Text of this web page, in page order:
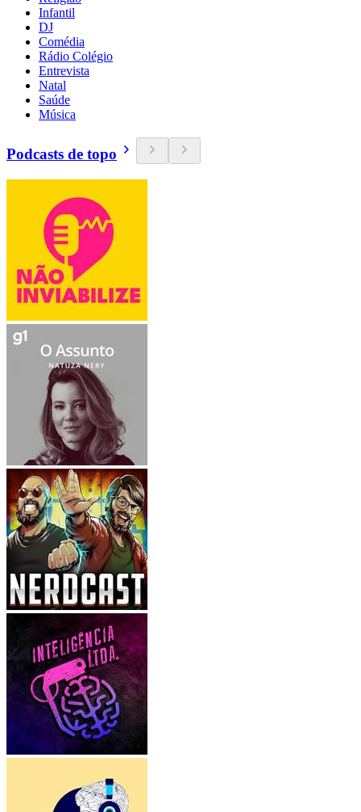
Infantil
DJ
Comédia
Rádio Colégio
Entrevista
Natal
Saúde
Música
Podcasts de topo